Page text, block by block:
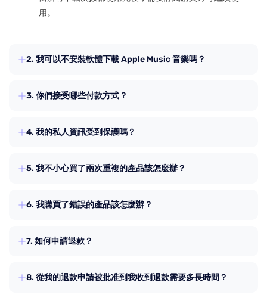
用。
2. 我可以不安裝軟體下載 Apple Music 音樂嗎？
支援批次下載 YouTube Music 的播放清單、專輯與歌曲為
具。
3. 你們接受哪些付款方式？
4. 我的私人資訊受到保護嗎？
息，請參閱我們的隱私政策頁面。
5. 我不小心買了兩次重複的產品該怎麼辦？
訂單 ID 和電子郵箱地址。等待支援團隊確認訂單後，我們
6. 我購買了錯誤的產品該怎麼辦？
行產品更換。
額。但若需替換的產品比原支付產品價格低，將不退還差
7. 如何申請退款？
8. 從我的退款申請被批准到我收到退款需要多長時間？